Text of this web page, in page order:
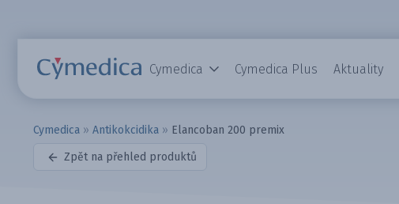
Cymedica Cymedica Plus Aktuality
Cymedica » Antikokcidika » Elancoban 200 premix
Zpět na přehled produktů